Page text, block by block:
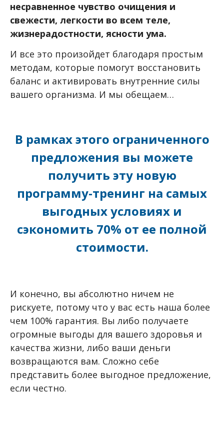
несравненное чувство очищения и
свежести, легкости во всем теле,
жизнерадостности, ясности ума.
И все это произойдет благодаря простым
методам, которые помогут восстановить
баланс и активировать внутренние силы
вашего организма. И мы обещаем…
В рамках этого ограниченного
предложения вы можете
получить эту новую
программу-тренинг на самых
выгодных условиях и
сэкономить 70% от ее полной
стоимости.
И конечно, вы абсолютно ничем не
рискуете, потому что у вас есть наша более
чем 100% гарантия. Вы либо получаете
огромные выгоды для вашего здоровья и
качества жизни, либо ваши деньги
возвращаются вам. Сложно себе
представить более выгодное предложение,
если честно.